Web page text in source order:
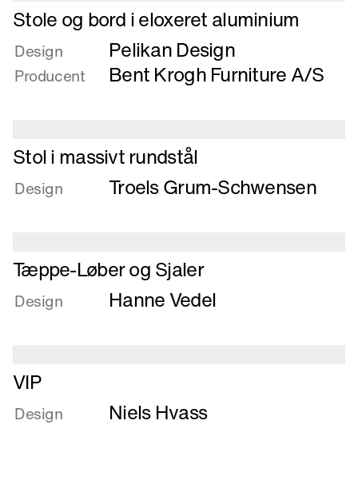
Læs
mere
om
Stole
og
aluminium
Stole og bord i eloxeret aluminium
Design Pelikan Design
Producent Bent Krogh Furniture A/S
Læs
mere
om
rundstål
Stol i massivt rundstål
Design Troels Grum-Schwensen
Læs
mere
om
Sjaler
Tæppe-Løber og Sjaler
Design Hanne Vedel
Læs
mere
om
VIP
Design Niels Hvass